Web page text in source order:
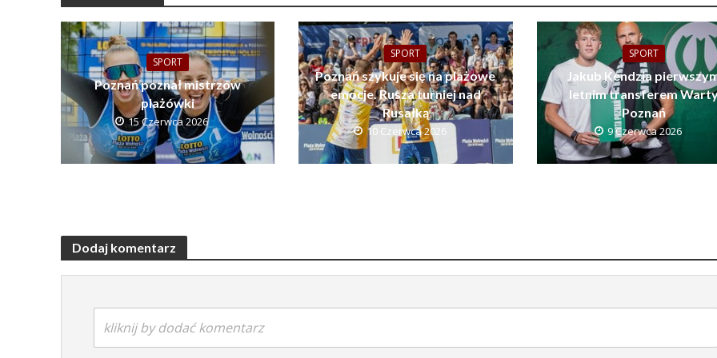
SPORT
Poznań poznał mistrzów
plażówki
15 Czerwca 2026
SPORT
Poznań szykuje się na plażowe
emocje. Rusza turniej nad
Rusałką
10 Czerwca 2026
SPORT
Jakub Kendzia
letnim transferem
Poznań
9 Czerwca 2026
Dodaj komentarz
kliknij by dodać komentarz